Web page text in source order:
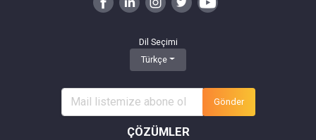
Dil Seçimi
Türkçe
Gönder
ÇÖZÜMLER